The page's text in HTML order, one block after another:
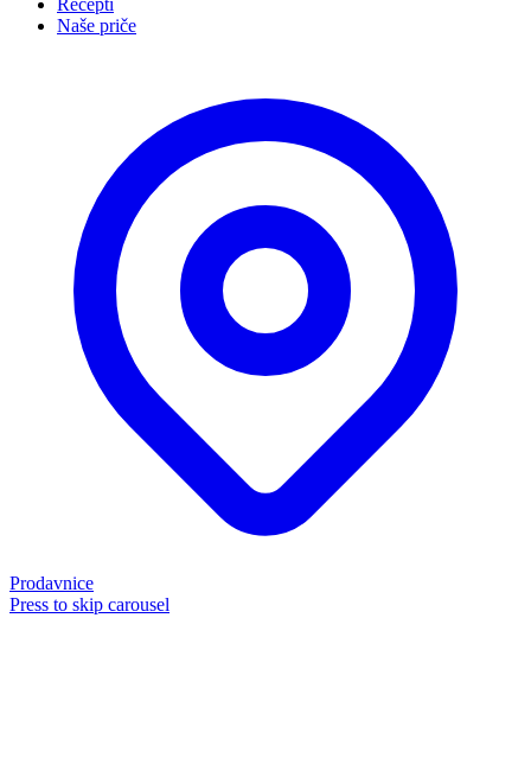
Recepti
Naše priče
Prodavnice
Press to skip carousel